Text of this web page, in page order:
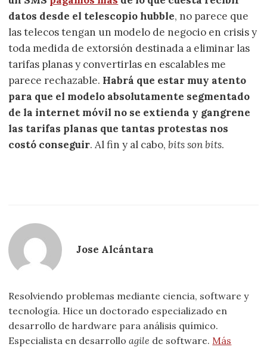
datos desde el telescopio hubble, no parece que
las telecos tengan un modelo de negocio en crisis y
toda medida de extorsión destinada a eliminar las
tarifas planas y convertirlas en escalables me
parece rechazable. Habrá que estar muy atento
para que el modelo absolutamente segmentado
de la internet móvil no se extienda y gangrene
las tarifas planas que tantas protestas nos
costó conseguir. Al fin y al cabo,bits son bits.
Jose Alcántara
Resolviendo problemas mediante ciencia, software y
tecnología. Hice un doctorado especializado en
desarrollo de hardware para análisis químico.
Especialista en desarrolloagile de software. Más